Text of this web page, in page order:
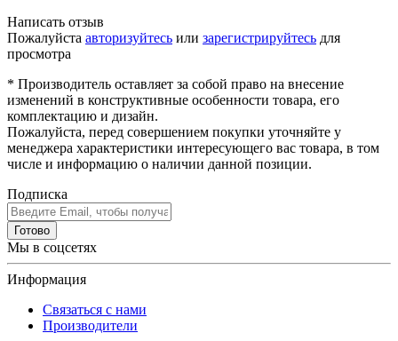
Написать отзыв
Пожалуйста авторизуйтесь или зарегистрируйтесь для
просмотра
* Производитель оставляет за собой право на внесение
изменений в конструктивные особенности товара, его
комплектацию и дизайн.
Пожалуйста, перед совершением покупки уточняйте у
менеджера характеристики интересующего вас товара, в том
числе и информацию о наличии данной позиции.
Подписка
Готово
Мы в соцсетях
Информация
Связаться с нами
Производители